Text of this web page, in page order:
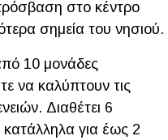
στο κέντρο
σημεία του νησιού.
10 μονάδες
να καλύπτουν τις
Διαθέτει 6
για έως 2